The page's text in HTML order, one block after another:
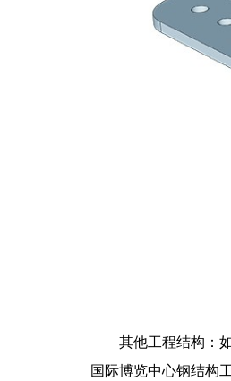
其他工程结构：
国际博览中心钢结构